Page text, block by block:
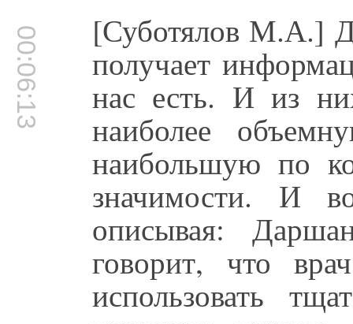
00:06:13 [Суботялов М.А.]
получает
нас есть. И из
наиболее
наибольшую по
значимости. И
описывая:
говорит, что
использовать